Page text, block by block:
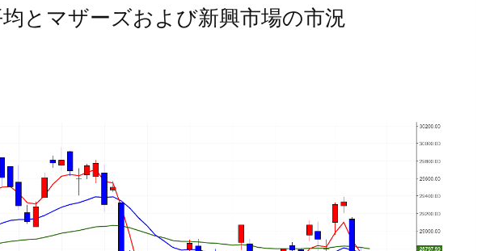
とマザーズおよび新興市場の市況